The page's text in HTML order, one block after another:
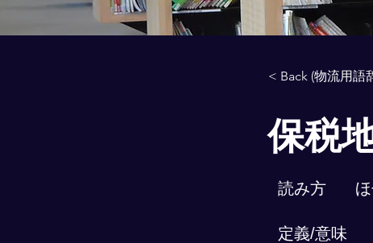
< Back (物流用語
保税
読み方
定義/意味